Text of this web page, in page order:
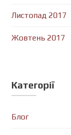
Листопад 2017
Жовтень 2017
Категорії
Блог